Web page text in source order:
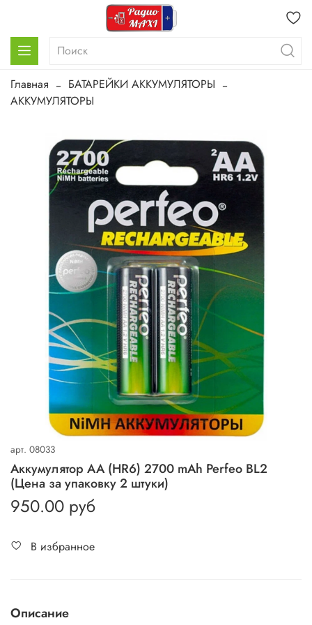
Главная
БАТАРЕЙКИ АККУМУЛЯТОРЫ
АККУМУЛЯТОРЫ
арт. 08033
Аккумулятор AA (HR6) 2700 mAh Perfeo BL2
(Цена за упаковку 2 штуки)
950.00 руб
В избранное
Описание